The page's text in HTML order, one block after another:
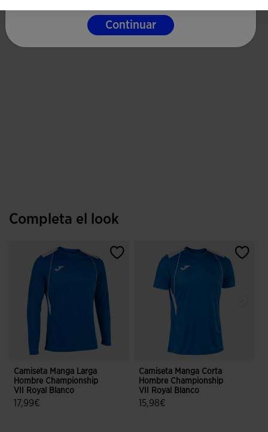
Completa el look
Camiseta Manga Larga
Hombre Championship
VII Royal Blanco
17,99€
Camiseta Manga Corta
Hombre Championship
VII Royal Blanco
15,98€
Continuar